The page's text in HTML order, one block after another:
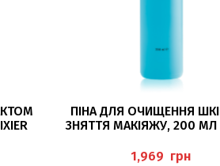
ДОДАТИ В КОШИК
ПІНА ДЛЯ ОЧИЩЕННЯ
ЗНЯТТЯ МАКІЯЖУ, 200 МЛ
грн